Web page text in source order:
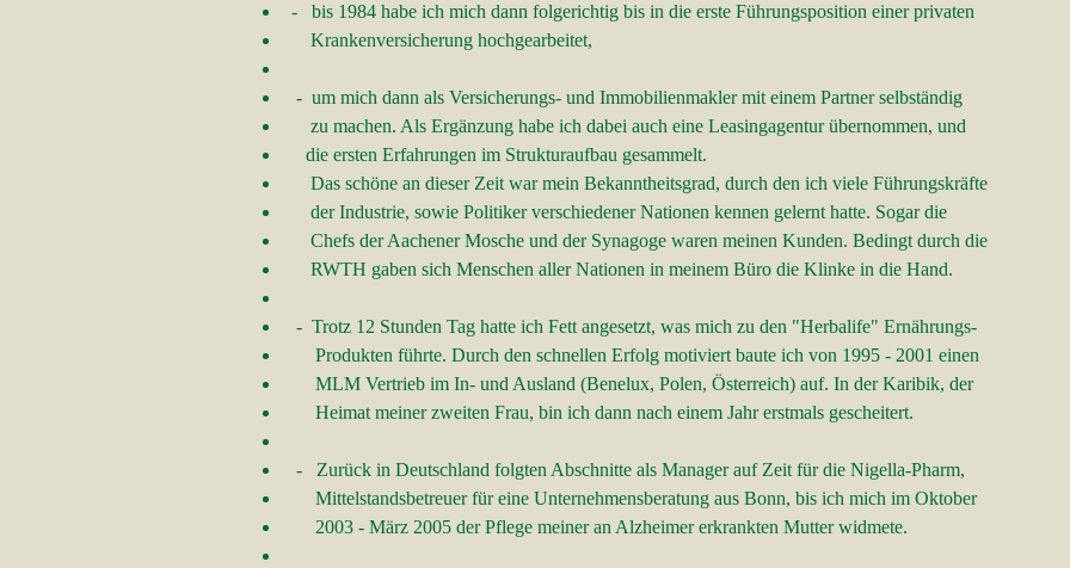
- bis 1984 habe ich mich dann folgerichtig bis in die erste Führungsposition einer privaten
Krankenversicherung hochgearbeitet,
- um mich dann als Versicherungs- und Immobilienmakler mit einem Partner selbständig
zu machen. Als Ergänzung habe ich dabei auch eine Leasingagentur übernommen, und
die ersten Erfahrungen im Strukturaufbau gesammelt.
Das schöne an dieser Zeit war mein Bekanntheitsgrad, durch den ich viele Führungskräfte
der Industrie, sowie Politiker verschiedener Nationen kennen gelernt hatte. Sogar die
Chefs der Aachener Mosche und der Synagoge waren meinen Kunden. Bedingt durch die
RWTH gaben sich Menschen aller Nationen in meinem Büro die Klinke in die Hand.
- Trotz 12 Stunden Tag hatte ich Fett angesetzt, was mich zu den "Herbalife" Ernährungs-
Produkten führte. Durch den schnellen Erfolg motiviert baute ich von 1995 - 2001 einen
MLM Vertrieb im In- und Ausland (Benelux, Polen, Österreich) auf. In der Karibik, der
Heimat meiner zweiten Frau, bin ich dann nach einem Jahr erstmals gescheitert.
- Zurück in Deutschland folgten Abschnitte als Manager auf Zeit für die Nigella-Pharm,
Mittelstandsbetreuer für eine Unternehmensberatung aus Bonn, bis ich mich im Oktober
2003 - März 2005 der Pflege meiner an Alzheimer erkrankten Mutter widmete.